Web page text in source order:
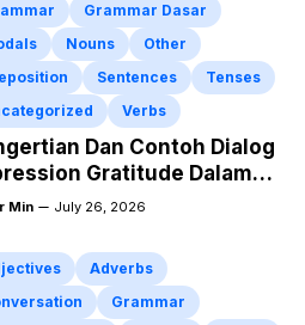
Grammar Dasar
Nouns
Other
Sentences
Tenses
Verbs
Dan Contoh Dialog
Gratitude Dalam
Inggris dan Artinya
Min July 26, 2026
Adverbs
Grammar